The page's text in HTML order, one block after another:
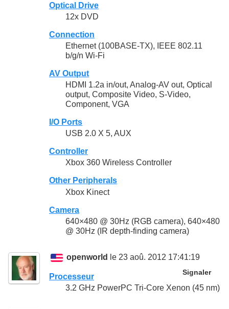
Optical Drive
12x DVD
Connection
Ethernet (100BASE-TX), IEEE 802.11
b/g/n Wi-Fi
AV Output
HDMI 1.2a in/out, Analog-AV out, Optical
output, Composite Video, S-Video,
Component, VGA
I/O Ports
USB 2.0 X 5, AUX
Controller
Xbox 360 Wireless Controller
Other Peripherals
Xbox Kinect
Camera
640×480 @ 30Hz (RGB camera), 640×480
@ 30Hz (IR depth-finding camera)
openworld le 23 aoû. 2012 17:41:19
Signaler
Processeur
3.2 GHz PowerPC Tri-Core Xenon (45 nm)